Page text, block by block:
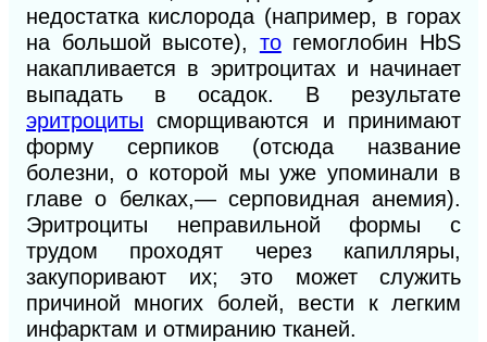
недостатка кислорода (например, в горах
на большой высоте), тогемоглобин HbS
накапливается в эритроцитах и начинает
выпадать в осадок. В результате
эритроциты сморщиваются и принимают
форму серпиков (отсюда название
болезни, о которой мы уже упоминали в
главе о белках,— серповидная анемия).
Эритроциты неправильной формы с
трудом проходят через капилляры,
закупоривают их; это может служить
причиной многих болей, вести к легким
инфарктам и отмиранию тканей.